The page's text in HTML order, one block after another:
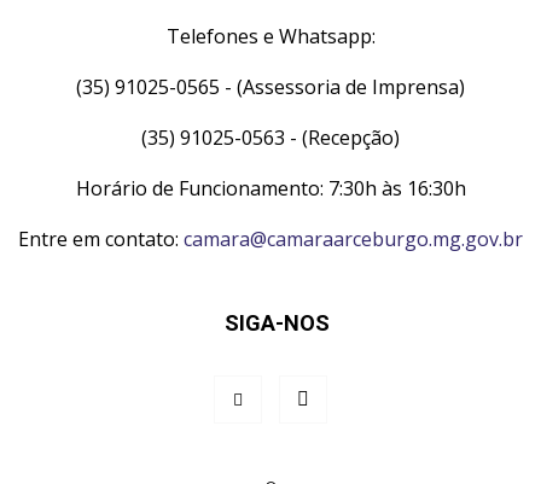
Telefones e Whatsapp:
(35) 91025-0565 - (Assessoria de Imprensa)
(35) 91025-0563 - (Recepção)
Horário de Funcionamento: 7:30h às 16:30h
Entre em contato: camara@camaraarceburgo.mg.gov.br
SIGA-NOS